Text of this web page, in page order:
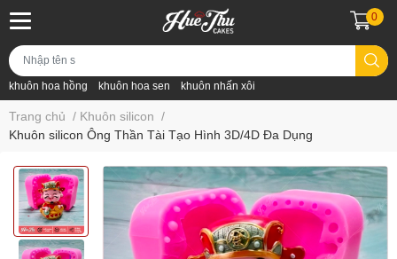
khuôn hoa hồng khuôn hoa sen khuôn nhấn xôi
0
Trang chủ / Khuôn silicon /
Khuôn silicon Ông Thần Tài Tạo Hình 3D/4D Đa Dụng